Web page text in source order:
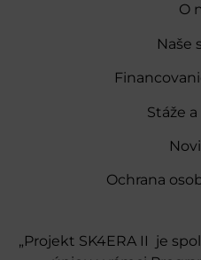
O
Naše
Stáže
Ochrana
„Projekt SK4ERA II je